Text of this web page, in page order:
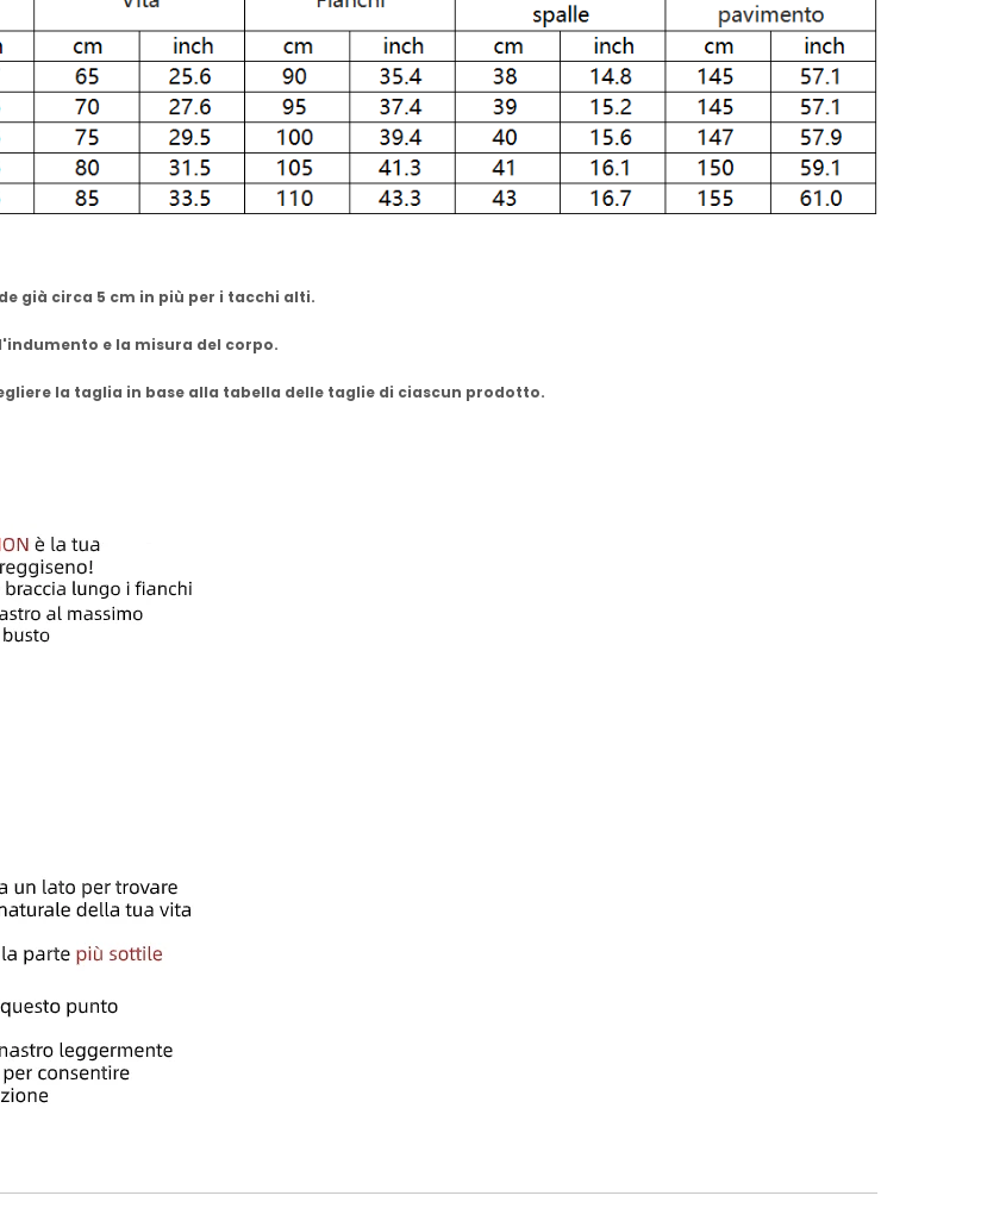
già circa 5 cm in più per i tacchi alti.
e la misura del corpo.
la taglia in base alla tabella delle taglie di ciascun prodotto.